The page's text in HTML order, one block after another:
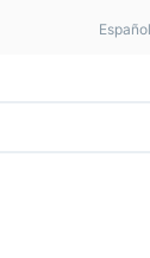
Español